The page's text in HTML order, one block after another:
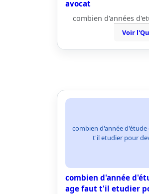
avocat
combien d'années
Voir
combien d'année
t'il etudier pour
combien d'année
age faut t'il etudier